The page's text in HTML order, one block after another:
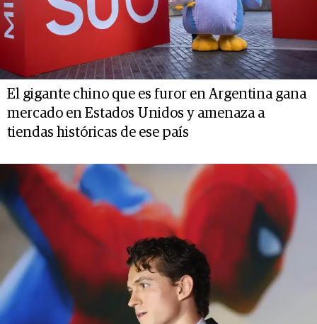
El gigante chino que es furor en Argentina gana
mercado en Estados Unidos y amenaza a
tiendas históricas de ese país